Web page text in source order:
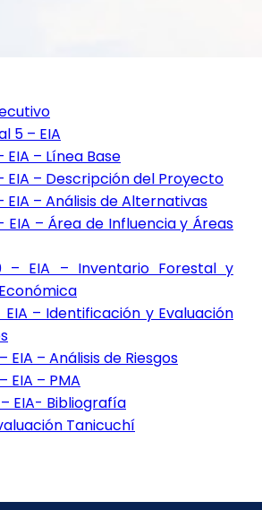
5 – EIA
– Línea Base
EIA – Descripción del Proyecto
EIA – Análisis de Alternativas
EIA – Área de Influencia y Áreas
– EIA – Inventario Forestal y
EIA – Identificación y Evaluación
EIA – Análisis de Riesgos
EIA – PMA
EIA- Bibliografía
Tanicuchí